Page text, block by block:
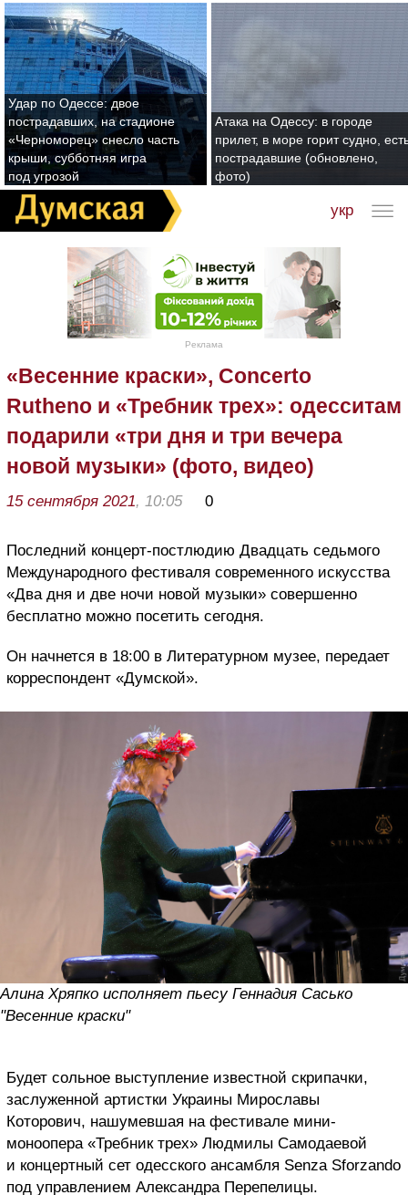
Удар по Одессе: двое
пострадавших, на стадионе
«Черноморец» снесло часть
крыши, субботняя игра
под угрозой
Атака на Одессу: в городе
прилет, в море горит судно,
пострадавшие (обновлено,
фото)
укр
Реклама
«Весенние краски», Concerto
Rutheno и «Требник трех»: одесситам
подарили «три дня и три вечера
новой музыки» (фото, видео)
15 сентября 2021, 10:05 0
Последний концерт-постлюдию Двадцать седьмого
Международного фестиваля современного искусства
«Два дня и две ночи новой музыки» совершенно
бесплатно можно посетить сегодня.
Он начнется в 18:00 в Литературном музее, передает
корреспондент «Думской».
Алина Хряпко исполняет пьесу Геннадия Сасько
"Весенние краски"
Будет сольное выступление известной скрипачки,
заслуженной артистки Украины Мирославы
Которович, нашумевшая на фестивале мини-
моноопера «Требник трех» Людмилы Самодаевой
и концертный сет одесского ансамбля Senza Sforzando
под управлением Александра Перепелицы.